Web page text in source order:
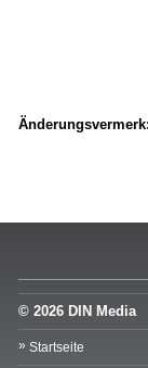
Änderungsvermerk:
© 2026 DIN Media
Startseite